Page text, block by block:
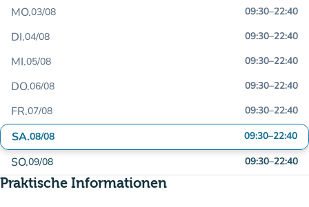
MO.03/08 09:30–22:40
DI.04/08 09:30–22:40
MI.05/08 09:30–22:40
DO.06/08 09:30–22:40
FR.07/08 09:30–22:40
SA.08/08 09:30–22:40
SO.09/08 09:30–22:40
Praktische Informationen